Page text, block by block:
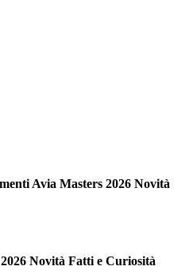
Avia Masters 2026 Novità
Novità Fatti e Curiosità